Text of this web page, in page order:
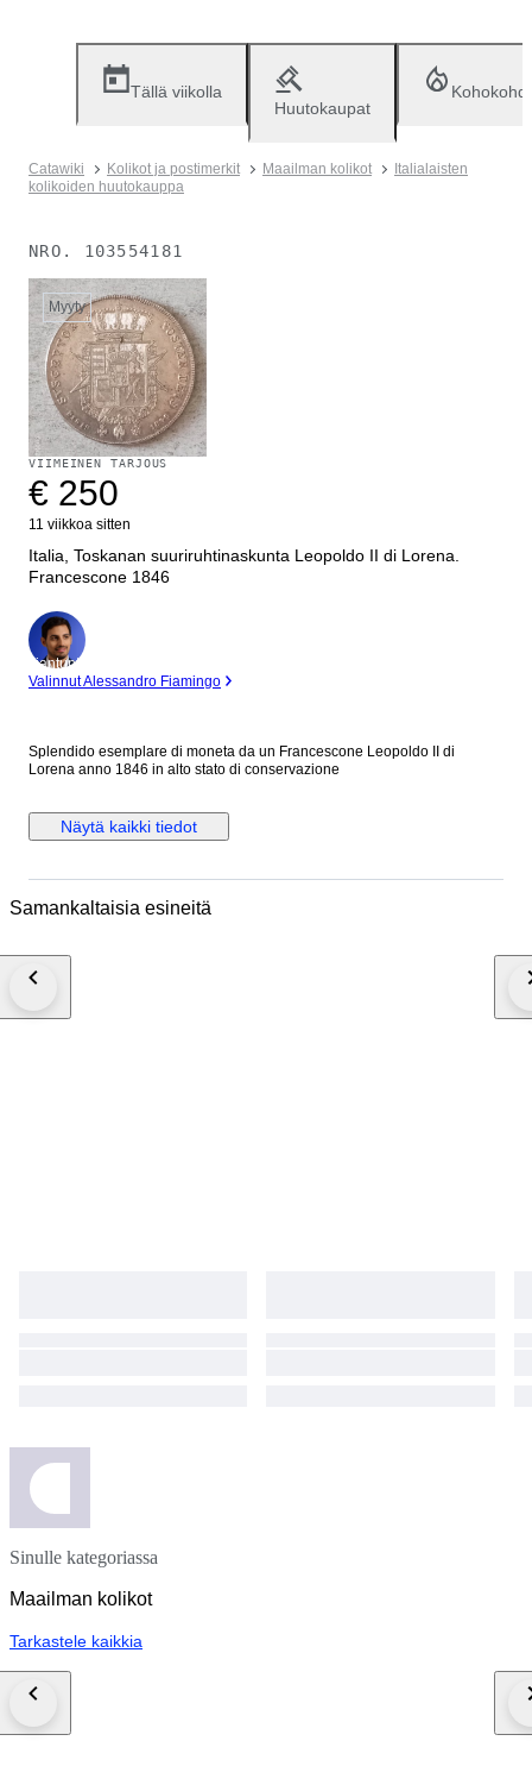
Tällä viikolla
Huutokaupat
Catawiki Kolikot ja postimerkit Maailman kolikot
Italialaisten
kolikoiden huutokauppa
NRO. 103554181
Myyty
VIIMEINEN TARJOUS
€ 250
11 viikkoa sitten
Italia, Toskanan suuriruhtinaskunta Leopoldo II di Lorena.
Francescone 1846
asiantuntija
Valinnut Alessandro Fiamingo
Splendido esemplare di moneta da un Francescone Leopoldo II di
Lorena anno 1846 in alto stato di conservazione
Näytä kaikki tiedot
Samankaltaisia esineitä
Sinulle kategoriassa
Maailman kolikot
Tarkastele kaikkia